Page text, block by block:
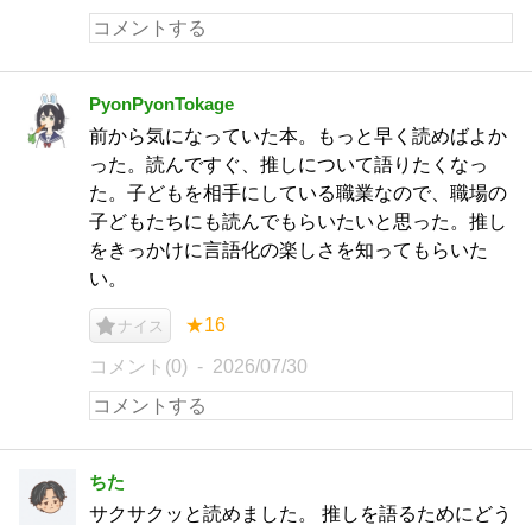
PyonPyonTokage
前から気になっていた本。もっと早く読めばよか
った。読んですぐ、推しについて語りたくなっ
た。子どもを相手にしている職業なので、職場の
子どもたちにも読んでもらいたいと思った。推し
をきっかけに言語化の楽しさを知ってもらいた
い。
ナイス ★16
コメント(0) 2026/07/30
ちた
サクサクッと読めました。 推しを語るためにどう